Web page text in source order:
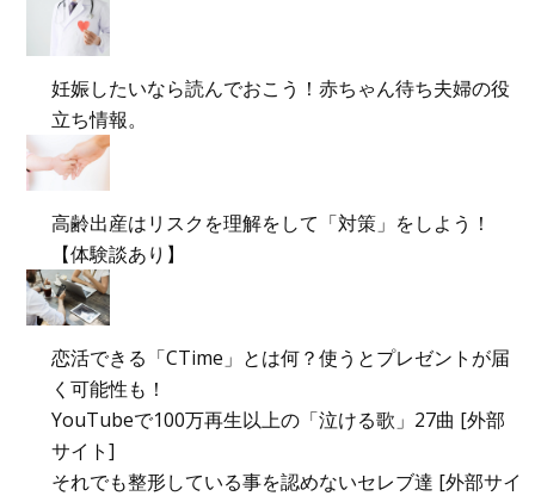
妊娠したいなら読んでおこう！赤ちゃん待ち夫婦の役
立ち情報。
高齢出産はリスクを理解をして「対策」をしよう！
【体験談あり】
恋活できる「CTime」とは何？使うとプレゼントが届
く可能性も！
YouTubeで100万再生以上の「泣ける歌」27曲 [外部
サイト]
それでも整形している事を認めないセレブ達 [外部サイ